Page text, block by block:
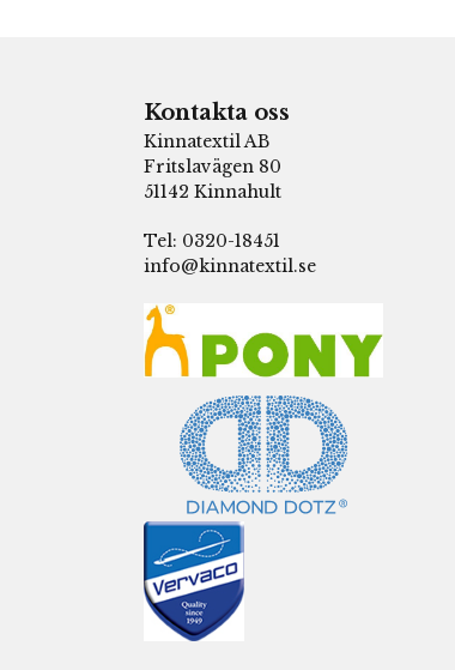
Kontakta oss
Kinnatextil AB
Fritslavägen 80
51142 Kinnahult
Tel: 0320-18451
info@kinnatextil.se